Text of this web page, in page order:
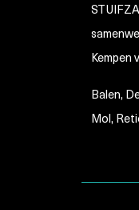
Kempen
Balen,
Mol,